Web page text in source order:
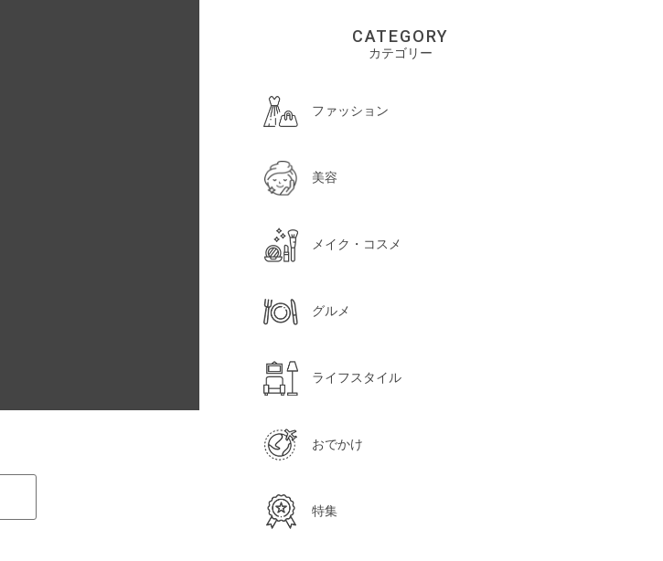
CATEGORY
カテゴリー
ファッション
美容
メイク・コスメ
グルメ
ライフスタイル
おでかけ
特集